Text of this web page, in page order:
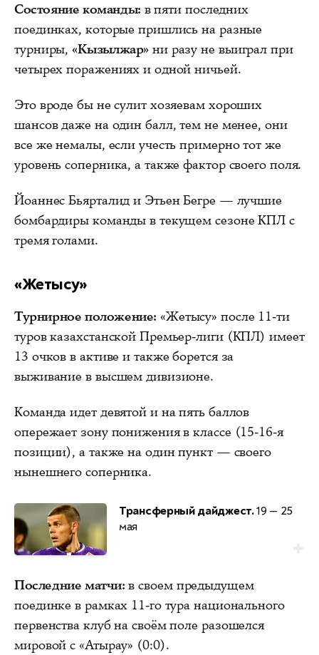
Состояние команды: в пяти последних
поединках, которые пришлись на разные
турниры,«Кызылжар» ни разу не выиграл при
четырех поражениях и одной ничьей.
Это вроде бы не сулит хозяевам хороших
шансов даже на один балл, тем не менее, они
все же немалы, если учесть примерно тот же
уровень соперника, а также фактор своего поля.
Йоаннес Бьярталид и Этьен Бегре — лучшие
бомбардиры команды в текущем сезоне КПЛ с
тремя голами.
«Жетысу»
Турнирное положение: «Жетысу» после 11-ти
туров казахстанской Премьер-лиги (КПЛ) имеет
13 очков в активе и также борется за
выживание в высшем дивизионе.
Команда идет девятой и на пять баллов
опережает зону понижения в классе (15-16-я
позиции), а также на один пункт — своего
нынешнего соперника.
Трансферный дайджест.19 — 25
мая
Последние матчи: в своем предыдущем
поединке в рамках 11-го тура национального
первенства клуб на своём поле разошелся
мировой с «Атырау» (0:0).